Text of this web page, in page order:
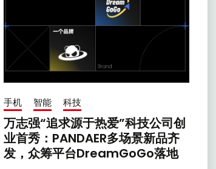
手机 智能 科技
万志强“追求源于热爱”科技公司创
业首秀：PANDAER多场景新品齐
发，众筹平台DreamGoGo落地